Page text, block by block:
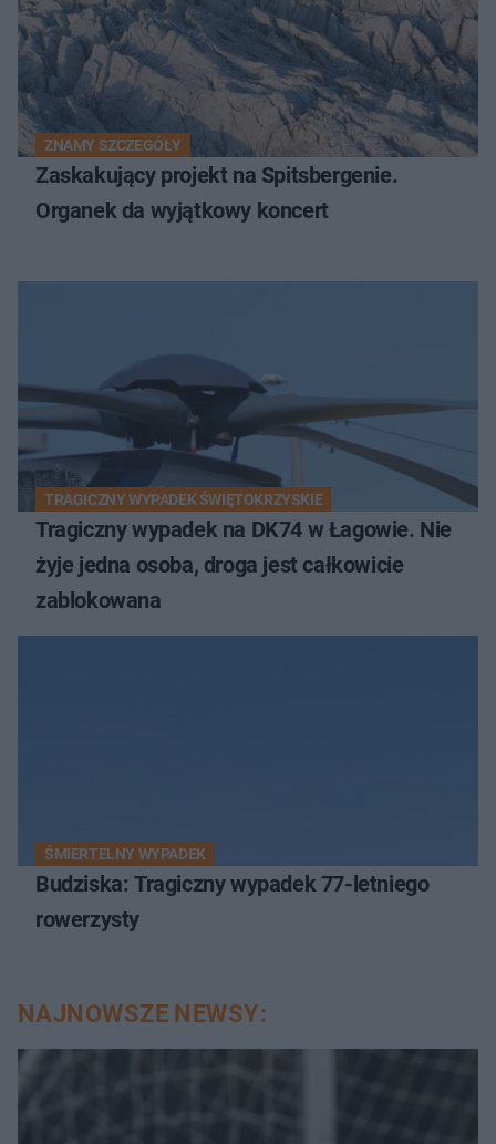
ZNAMY SZCZEGÓŁY
Zaskakujący projekt na Spitsbergenie.
Organek da wyjątkowy koncert
TRAGICZNY WYPADEK ŚWIĘTOKRZYSKIE
Tragiczny wypadek na DK74 w Łagowie. Nie
żyje jedna osoba, droga jest całkowicie
zablokowana
ŚMIERTELNY WYPADEK
Budziska: Tragiczny wypadek 77-letniego
rowerzysty
NAJNOWSZE NEWSY: